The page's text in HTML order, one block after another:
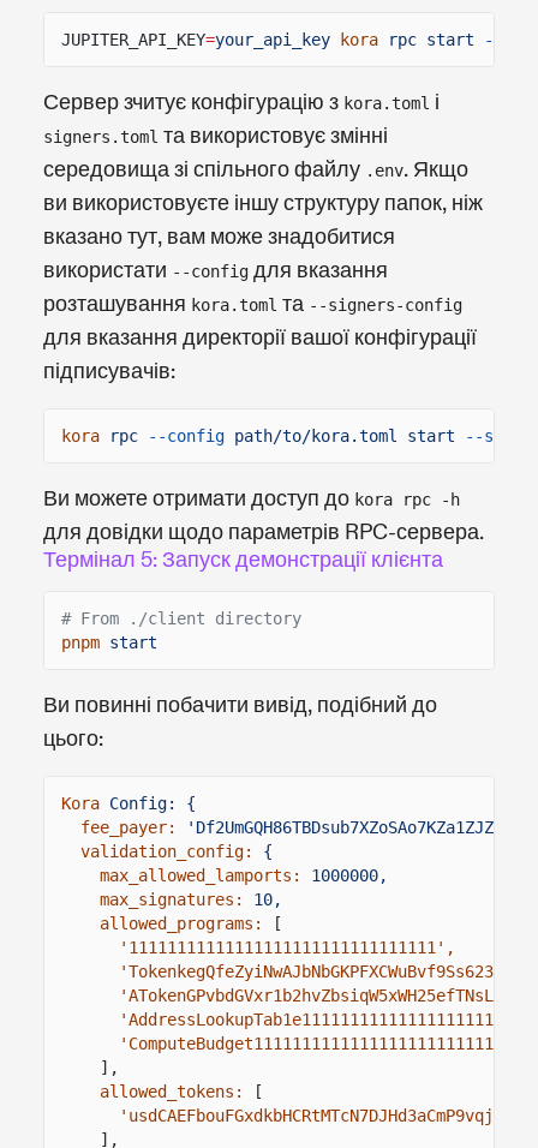
JUPITER_API_KEY=your_api_key kora rpc start --
Сервер зчитує конфігурацію з kora.toml і
signers.toml та використовує змінні
середовища зі спільного файлу .env. Якщо
ви використовуєте іншу структуру папок, ніж
вказано тут, вам може знадобитися
використати --config для вказання
розташування kora.toml та --signers-config
для вказання директорії вашої конфігурації
підписувачів:
kora rpc --config path/to/kora.toml start --
Ви можете отримати доступ до kora rpc -h
для довідки щодо параметрів RPC-сервера.
Термінал 5: Запуск демонстрації клієнта
# From ./client directory
pnpm start
Ви повинні побачити вивід, подібний до
цього:
Kora Config: {
fee_payer:
validation_config:
{
max_allowed_lamports:
1000000,
max_signatures:
10,
allowed_programs:
[
'11111111111111111111111111111111',
],
allowed_tokens:
[
],